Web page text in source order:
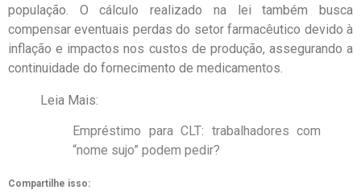
população. O cálculo realizado na lei também busca
compensar eventuais perdas do setor farmacêutico devido à
inflação e impactos nos custos de produção, assegurando a
continuidade do fornecimento de medicamentos.
Leia Mais:
Empréstimo para CLT: trabalhadores com
“nome sujo” podem pedir?
Compartilhe isso: